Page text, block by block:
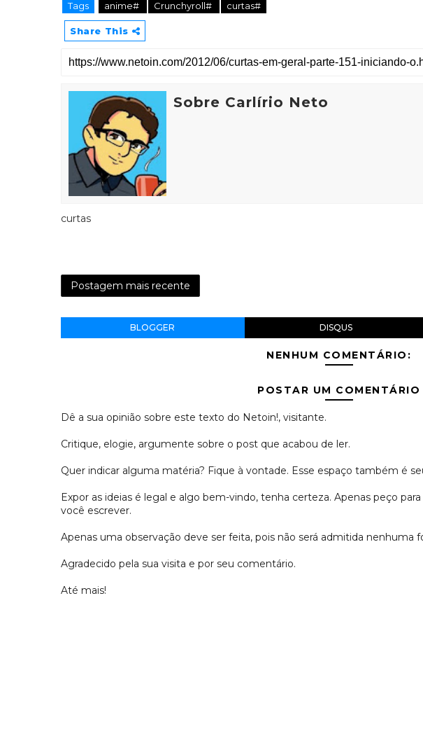
Tags anime# Crunchyroll# curtas#
Share This
Sobre Carlírio Neto
curtas
Postagem mais recente
BLOGGER DISQUS
NENHUM COMENTÁRIO:
POSTAR UM COMENTÁRIO
Dê a sua opinião sobre este texto do Netoin!, visitante.
Critique, elogie, argumente sobre o post que acabou de ler.
Quer indicar alguma matéria? Fique à vontade. Esse espaço também é
Expor as ideias é legal e algo bem-vindo, tenha certeza. Apenas peço
você escrever.
Apenas uma observação deve ser feita, pois não será admitida nenhuma
Agradecido pela sua visita e por seu comentário.
Até mais!